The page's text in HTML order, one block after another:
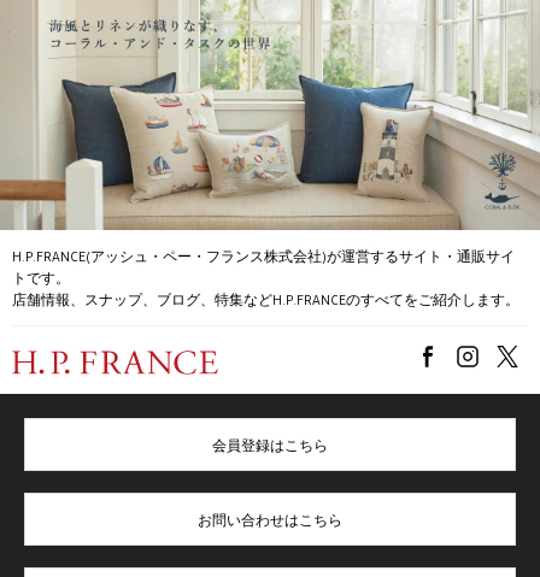
H.P.FRANCE(アッシュ・ペー・フランス株式会社)が運営するサイト・通販サイ
トです。
店舗情報、スナップ、ブログ、特集などH.P.FRANCEのすべてをご紹介します。
会員登録はこちら
お問い合わせはこちら